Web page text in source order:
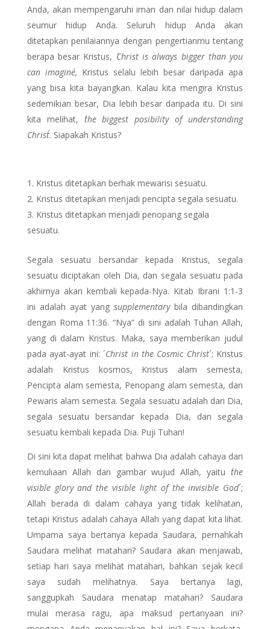
Anda, akan mempengaruhi iman dan nilai hidup dalam
seumur hidup Anda. Seluruh hidup Anda akan
ditetapkan penilaiannya dengan pengertianmu tentang
berapa besar Kristus, ´Christ is always bigger than you
can imagine´, Kristus selalu lebih besar daripada apa
yang bisa kita bayangkan. Kalau kita mengira Kristus
sedemikian besar, Dia lebih besar daripada itu. Di sini
kita melihat, ´the biggest posibility of understanding
Christ´. Siapakah Kristus?
Kristus ditetapkan berhak mewarisi sesuatu.
Kristus ditetapkan menjadi pencipta segala sesuatu.
Kristus ditetapkan menjadi penopang segala
sesuatu.
Segala sesuatu bersandar kepada Kristus, segala
sesuatu diciptakan oleh Dia, dan segala sesuatu pada
akhirnya akan kembali kepada-Nya. Kitab Ibrani 1:1-3
ini adalah ayat yangsupplementarybila dibandingkan
dengan Roma 11:36. “Nya” di sini adalah Tuhan Allah,
yang di dalam Kristus. Maka, saya memberikan judul
pada ayat-ayat ini: ´Christ in the Cosmic Christ´; Kristus
adalah Kristus kosmos, Kristus alam semesta,
Pencipta alam semesta, Penopang alam semesta, dan
Pewaris alam semesta. Segala sesuatu adalah dari Dia,
segala sesuatu bersandar kepada Dia, dan segala
sesuatu kembali kepada Dia. Puji Tuhan!
Di sini kita dapat melihat bahwa Dia adalah cahaya dari
kemuliaan Allah dan gambar wujud Allah, yaitu´the
visible glory and the visible light of the invisible God´;
Allah berada di dalam cahaya yang tidak kelihatan,
tetapi Kristus adalah cahaya Allah yang dapat kita lihat.
Umpama saya bertanya kepada Saudara, pernahkah
Saudara melihat matahari? Saudara akan menjawab,
setiap hari saya melihat matahari, bahkan sejak kecil
saya sudah melihatnya. Saya bertanya lagi,
sanggupkah Saudara menatap matahari? Saudara
mulai merasa ragu, apa maksud pertanyaan ini?